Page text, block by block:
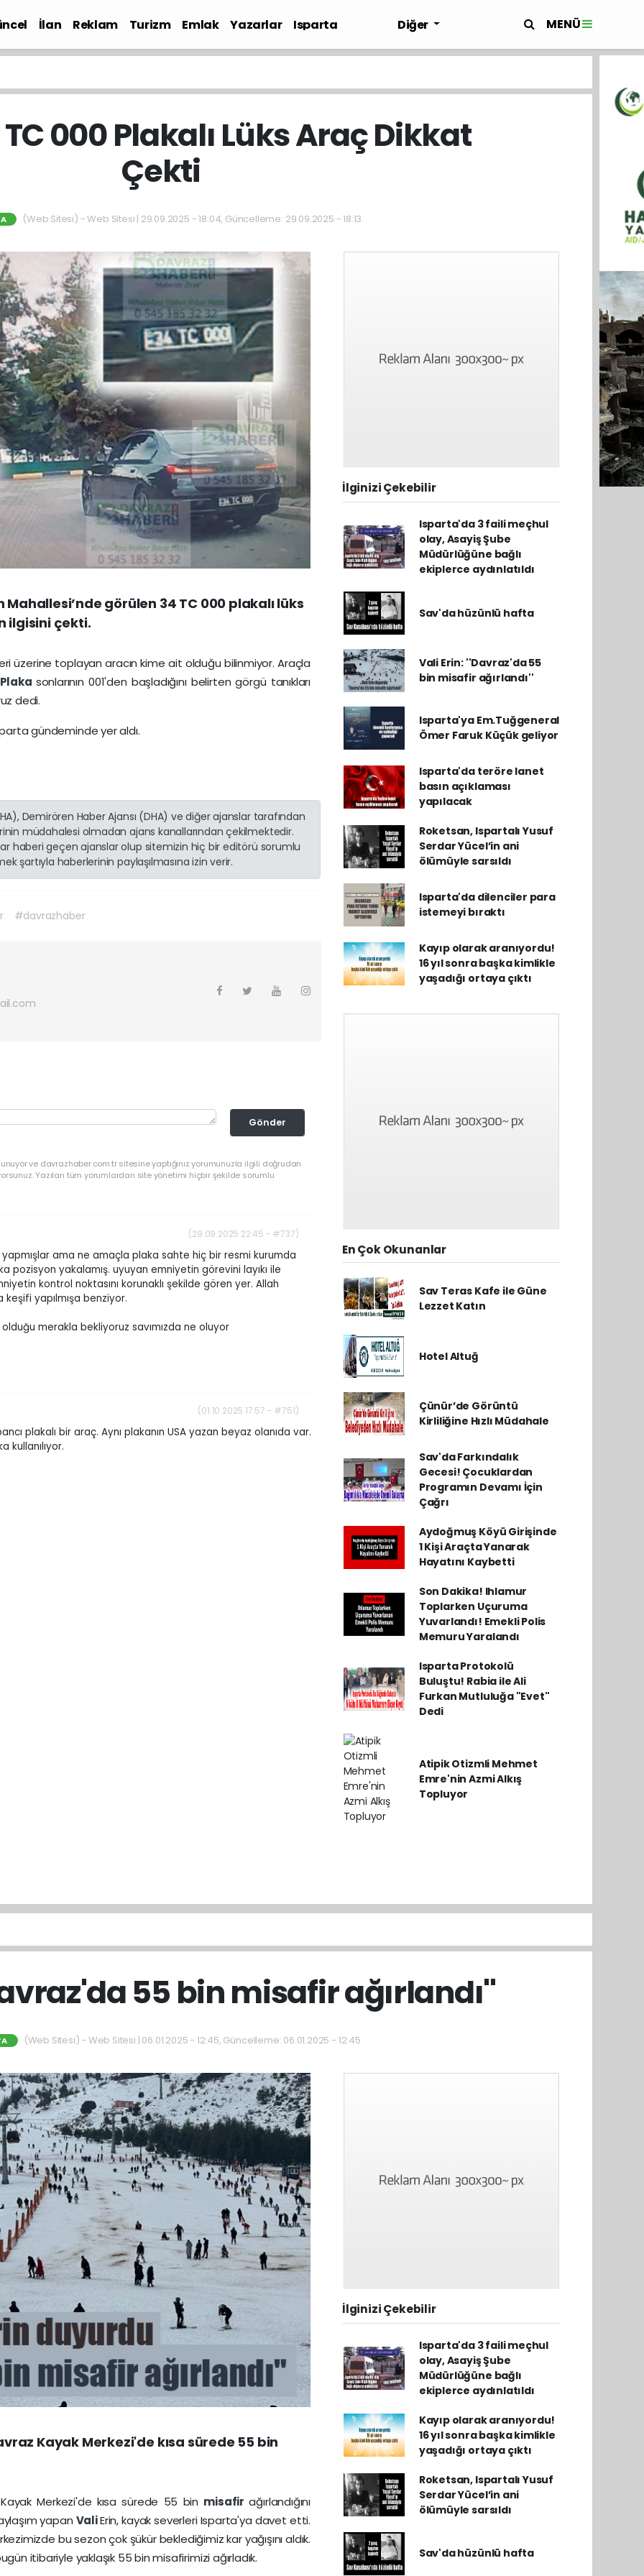
İlan Reklam Turizm Emlak Yazarlar
Isparta
Diğer MENÜ
000 Plakalı Lüks Araç Dikkat
Çekti
(Web Sitesi) - Web Sitesi | 29.09.2025 - 18:04, Güncelleme: 29.09.2025 - 18:13
Mahallesi’nde görülen 34 TC 000 plakalı lüks
ilgisini çekti.
üzerine toplayan aracın kime ait olduğu bilinmiyor. Araçla
Plaka sonlarının 001'den başladığını belirten görgü tanıkları
dedi.
gündeminde yer aldı.
Demirören Haber Ajansı (DHA) ve diğer ajanslar tarafından
müdahalesi olmadan ajans kanallarından çekilmektedir.
haberi geçen ajanslar olup sitemizin hiç bir editörü sorumlu
şartıyla haberlerinin paylaşılmasına izin verir.
#davrazhaber
Gönder
ve davrazhaber.com.tr sitesine yaptığınız yorumunuzla ilgili doğrudan
Yazılan tüm yorumlardan site yönetimi hiçbir şekilde sorumlu
(29.09.2025 22:45 - #737)
ama ne amaçla plaka sahte hiç bir resmi kurumda
yakalamış. uyuyan emniyetin görevini layıkı ile
kontrol noktasını korunaklı şekilde gören yer. Allah
yapılmışa benziyor.
olduğu merakla bekliyoruz savımızda ne oluyor
(01.10.2025 17:57 - #751)
plakalı bir araç. Aynı plakanın USA yazan beyaz olanıda var.
kullanılıyor.
İlginizi Çekebilir
Isparta'da 3 faili meçhul
olay, Asayiş Şube
Müdürlüğüne bağlı
ekiplerce aydınlatıldı
Sav'da hüzünlü hafta
Vali Erin: ''Davraz'da 55
bin misafir ağırlandı''
Isparta'ya Em.Tuğgeneral
Ömer Faruk Küçük geliyor
Isparta'da teröre lanet
basın açıklaması
yapılacak
Roketsan, Ispartalı Yusuf
Serdar Yücel’in ani
ölümüyle sarsıldı
Isparta'da dilenciler para
istemeyi bıraktı
Kayıp olarak aranıyordu!
16 yıl sonra başka kimlikle
yaşadığı ortaya çıktı
En Çok Okunanlar
Sav Teras Kafe ile Güne
Lezzet Katın
Hotel Altuğ
Çünür’de Görüntü
Kirliliğine Hızlı Müdahale
Sav'da Farkındalık
Gecesi! Çocuklardan
Programın Devamı İçin
Çağrı
Aydoğmuş Köyü Girişinde
1 Kişi Araçta Yanarak
Hayatını Kaybetti
Son Dakika! Ihlamur
Toplarken Uçuruma
Yuvarlandı! Emekli Polis
Memuru Yaralandı
Isparta Protokolü
Buluştu! Rabia ile Ali
Furkan Mutluluğa "Evet"
Dedi
Atipik Otizmli Mehmet
Emre'nin Azmi Alkış
Topluyor
55 bin misafir ağırlandı''
(Web Sitesi) - Web Sitesi | 06.01.2025 - 12:45, Güncelleme: 06.01.2025 - 12:45
Kayak Merkezi'de kısa sürede 55 bin
Kayak Merkezi'de kısa sürede 55 bin misafirağırlandığını
yapan ValiErin, kayak severleri Isparta'ya davet etti.
bu sezon çok şükür beklediğimiz kar yağışını aldık.
itibariyle yaklaşık 55 bin misafirimizi ağırladık.
İlginizi Çekebilir
Isparta'da 3 faili meçhul
olay, Asayiş Şube
Müdürlüğüne bağlı
ekiplerce aydınlatıldı
Kayıp olarak aranıyordu!
16 yıl sonra başka kimlikle
yaşadığı ortaya çıktı
Roketsan, Ispartalı Yusuf
Serdar Yücel’in ani
ölümüyle sarsıldı
Sav'da hüzünlü hafta